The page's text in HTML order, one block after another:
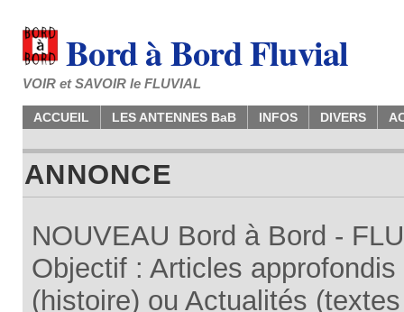
Bord à Bord Fluvial
VOIR et SAVOIR le FLUVIAL
ACCUEIL LES ANTENNES BaB INFOS DIVERS
ANNONCE
NOUVEAU Bord à Bord -
Objectif : Articles
(histoire) ou Actualités